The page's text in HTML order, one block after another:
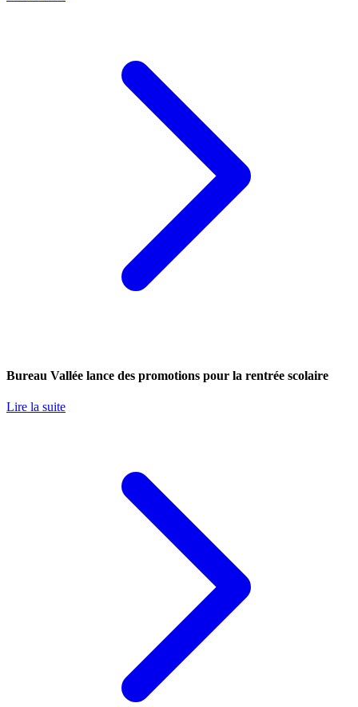
Bureau Vallée lance des promotions pour la rentrée scolaire
Lire la suite